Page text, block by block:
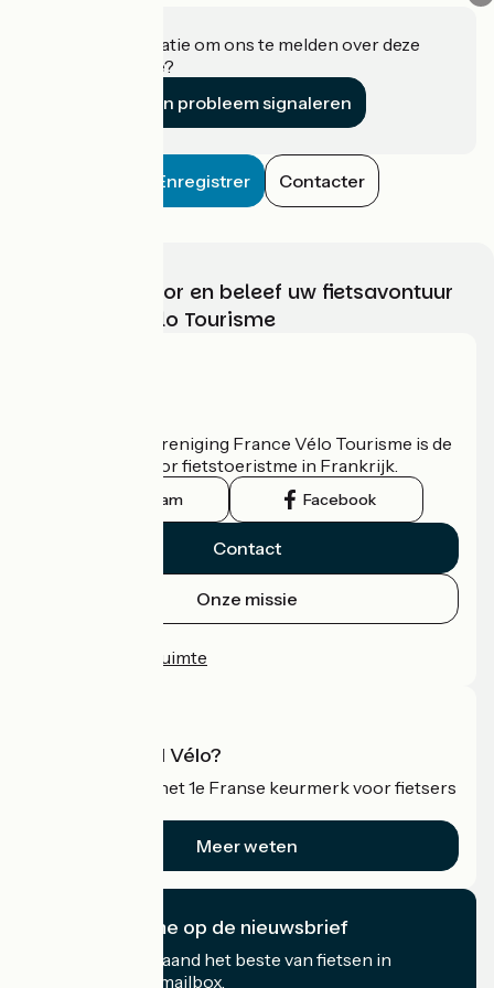
Heeft u informatie om ons te melden over deze
accommodatie?
Een probleem signaleren
Enregistrer Contacter
Kies, bereid voor en beleef uw fietsavontuur
met France Vélo Tourisme
De nationale vereniging France Vélo Tourisme is de
officiële gids voor fietstoeristme in Frankrijk.
Instagram Facebook
Contact
Onze missie
Professionele ruimte
Wat is Accueil Vélo?
Accueil Vélo is het 1e Franse keurmerk voor fietsers
Meer weten
Ik abonneer me op de nieuwsbrief
Ontvang elke maand het beste van fietsen in
Frankrijk in uw mailbox.